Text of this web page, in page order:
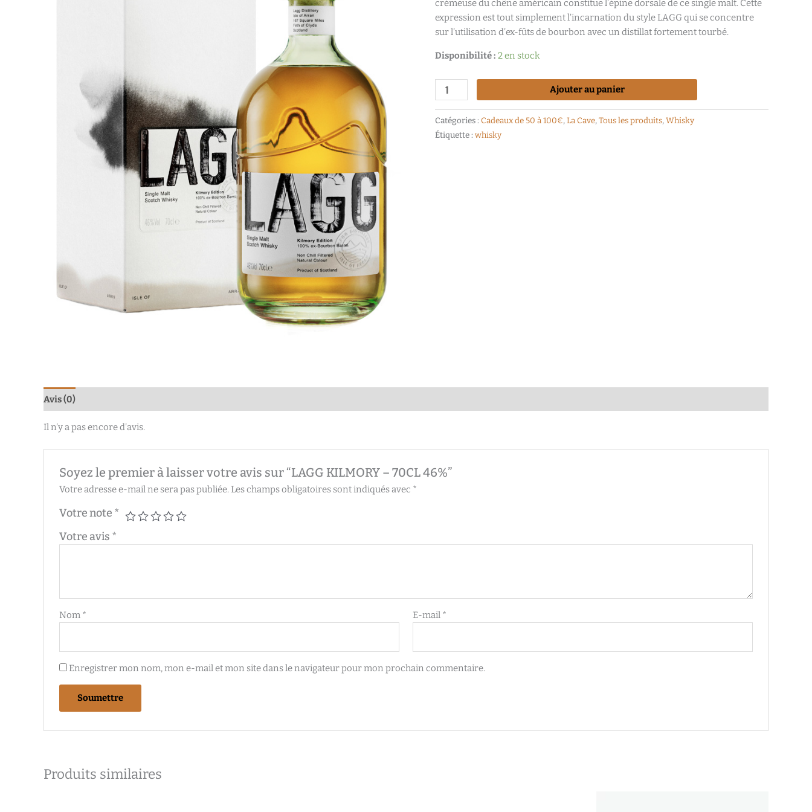
crémeuse du chêne américain constitue l’épine dorsale de ce single malt. Cette
expression est tout simplement l’incarnation du style LAGG qui se concentre
sur l’utilisation d’ex-fûts de bourbon avec un distillat fortement tourbé.
Disponibilité : 2 en stock
Ajouter au panier
Catégories : Cadeaux de 50 à 100€,La Cave,Tous les produits,Whisky
Étiquette : whisky
Avis (0)
Il n’y a pas encore d’avis.
Soyez le premier à laisser votre avis sur “LAGG KILMORY – 70CL 46%”
Votre adresse e-mail ne sera pas publiée. Les champs obligatoires sont indiqués avec *
Votre note *
Votre avis *
Nom * E-mail *
Enregistrer mon nom, mon e-mail et mon site dans le navigateur pour mon prochain commentaire.
Produits similaires